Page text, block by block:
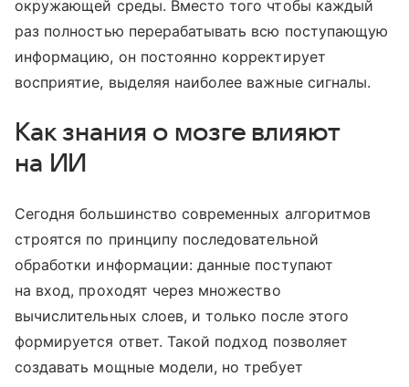
окружающей среды. Вместо того чтобы каждый
раз полностью перерабатывать всю поступающую
информацию, он постоянно корректирует
восприятие, выделяя наиболее важные сигналы.
Как знания о мозге влияют
на ИИ
Сегодня большинство современных алгоритмов
строятся по принципу последовательной
обработки информации: данные поступают
на вход, проходят через множество
вычислительных слоев, и только после этого
формируется ответ. Такой подход позволяет
создавать мощные модели, но требует